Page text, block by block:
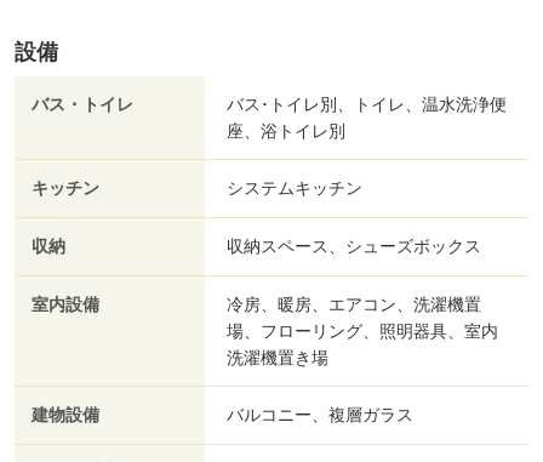
設備
バス・トイレ
バス･トイレ別、トイレ、温水洗浄便
座、浴トイレ別
キッチン システムキッチン
収納 収納スペース、シューズボックス
室内設備
冷房、暖房、エアコン、洗濯機置
場、フローリング、照明器具、室内
洗濯機置き場
建物設備 バルコニー、複層ガラス